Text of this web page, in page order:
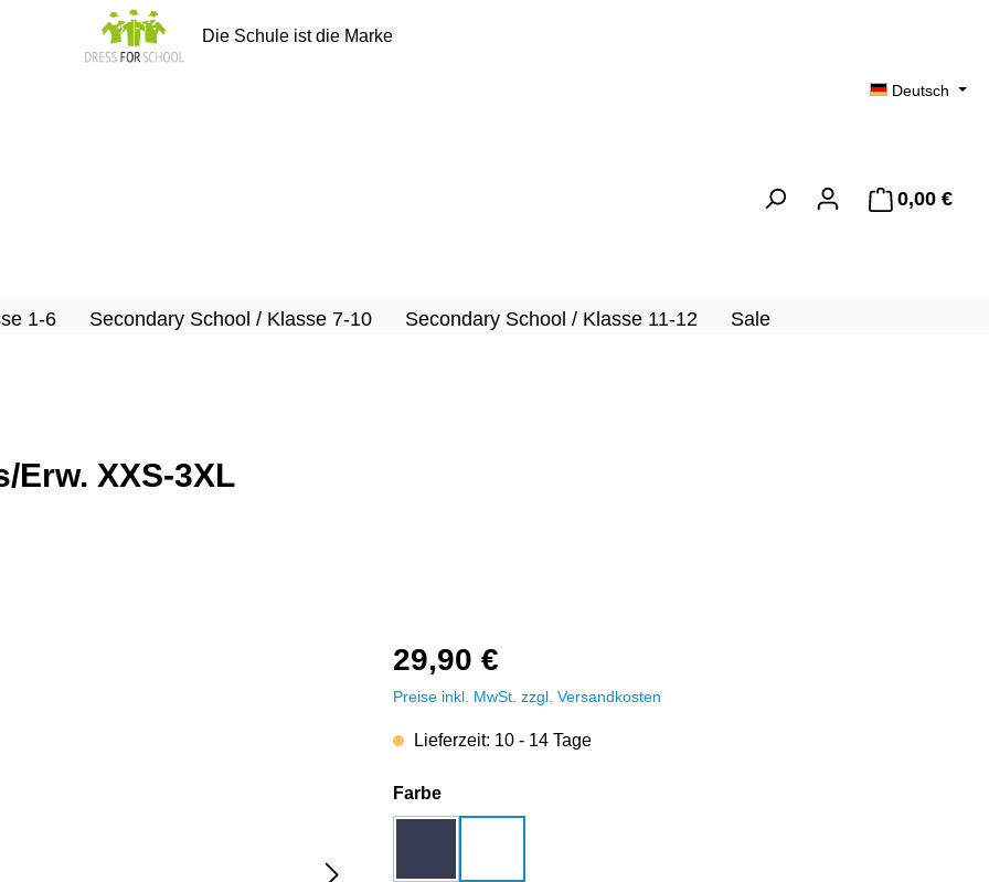
Die Schule ist die Marke
Deutsch
0,00 €
1-6 Secondary School / Klasse 7-10 Secondary School / Klasse 11-12 Sale
Erw. XXS-3XL
29,90 €
Preise inkl. MwSt. zzgl. Versandkosten
Lieferzeit: 10 - 14 Tage
Farbeauswählen